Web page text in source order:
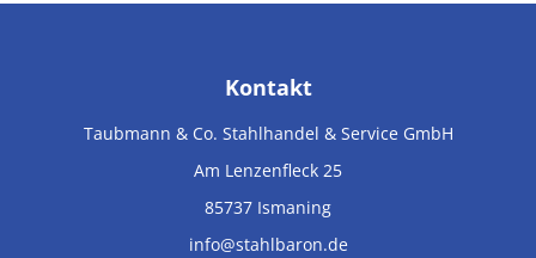
Kontakt
Taubmann & Co. Stahlhandel & Service GmbH
Am Lenzenfleck 25
85737 Ismaning
info@stahlbaron.de